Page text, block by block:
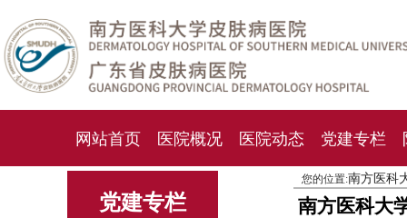
网站首页 医院概况 医院动态 党建专栏
化妆品检测中心 就诊指南 人才
党建专栏
您的位置:南方医科
南方医科大